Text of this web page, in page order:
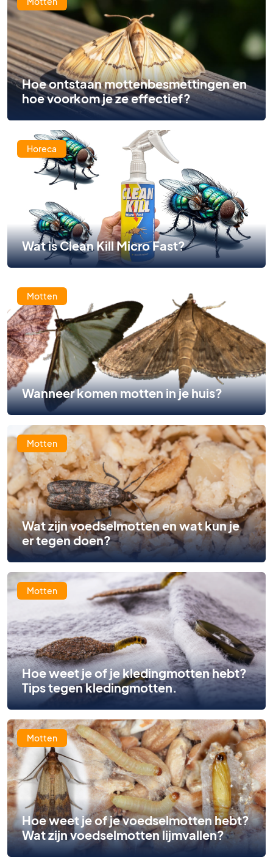
Hoe ontstaan mottenbesmettingen en
hoe voorkom je ze effectief?
Horeca
Wat is Clean Kill Micro Fast?
Motten
Wanneer komen motten in je huis?
Motten
Wat zijn voedselmotten en wat kun je
er tegen doen?
Motten
Hoe weet je of je kledingmotten hebt?
Tips tegen kledingmotten.
Motten
Hoe weet je of je voedselmotten hebt?
Wat zijn voedselmotten lijmvallen?